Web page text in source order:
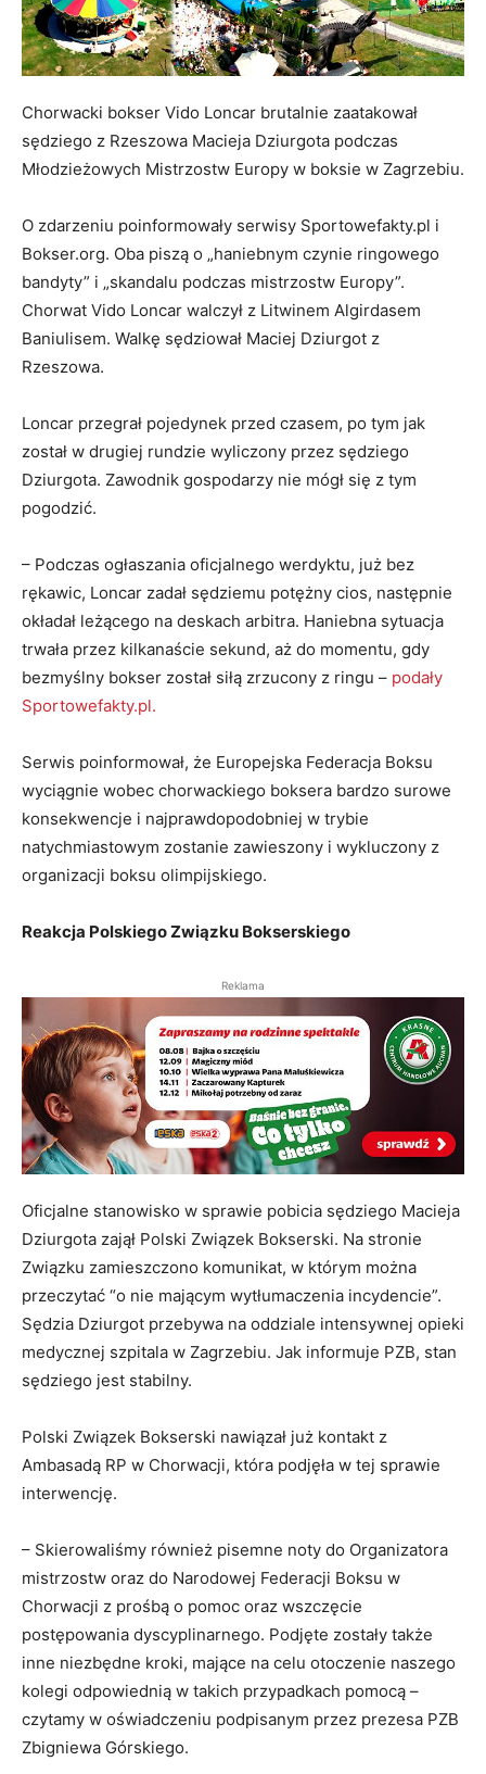
Chorwacki bokser Vido Loncar brutalnie zaatakował
sędziego z Rzeszowa Macieja Dziurgota podczas
Młodzieżowych Mistrzostw Europy w boksie w Zagrzebiu.
O zdarzeniu poinformowały serwisy Sportowefakty.pl i
Bokser.org. Oba piszą o „haniebnym czynie ringowego
bandyty” i „skandalu podczas mistrzostw Europy”.
Chorwat Vido Loncar walczył z Litwinem Algirdasem
Baniulisem. Walkę sędziował Maciej Dziurgot z
Rzeszowa.
Loncar przegrał pojedynek przed czasem, po tym jak
został w drugiej rundzie wyliczony przez sędziego
Dziurgota. Zawodnik gospodarzy nie mógł się z tym
pogodzić.
– Podczas ogłaszania oficjalnego werdyktu, już bez
rękawic, Loncar zadał sędziemu potężny cios, następnie
okładał leżącego na deskach arbitra. Haniebna sytuacja
trwała przez kilkanaście sekund, aż do momentu, gdy
bezmyślny bokser został siłą zrzucony z ringu – podały
Sportowefakty.pl.
Serwis poinformował, że Europejska Federacja Boksu
wyciągnie wobec chorwackiego boksera bardzo surowe
konsekwencje i najprawdopodobniej w trybie
natychmiastowym zostanie zawieszony i wykluczony z
organizacji boksu olimpijskiego.
Reakcja Polskiego Związku Bokserskiego
Reklama
Oficjalne stanowisko w sprawie pobicia sędziego Macieja
Dziurgota zajął Polski Związek Bokserski. Na stronie
Związku zamieszczono komunikat, w którym można
przeczytać “o nie mającym wytłumaczenia incydencie”.
Sędzia Dziurgot przebywa na oddziale intensywnej opieki
medycznej szpitala w Zagrzebiu. Jak informuje PZB, stan
sędziego jest stabilny.
Polski Związek Bokserski nawiązał już kontakt z
Ambasadą RP w Chorwacji, która podjęła w tej sprawie
interwencję.
– Skierowaliśmy również pisemne noty do Organizatora
mistrzostw oraz do Narodowej Federacji Boksu w
Chorwacji z prośbą o pomoc oraz wszczęcie
postępowania dyscyplinarnego. Podjęte zostały także
inne niezbędne kroki, mające na celu otoczenie naszego
kolegi odpowiednią w takich przypadkach pomocą –
czytamy w oświadczeniu podpisanym przez prezesa PZB
Zbigniewa Górskiego.